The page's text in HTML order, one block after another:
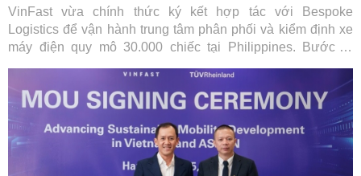
VinFast vừa chính thức ký kết hợp tác với Bespoke
Logistics để vận hành trung tâm phân phối và kiểm định xe
máy điện quy mô 30.000 chiếc tại Philippines. Bước đi
toàn cầu của hãng xe Việt mà còn đặt nền móng vững chắc
cho hệ sinh thái di chuyển xanh toàn diện tại quốc gia vạn
đảo.